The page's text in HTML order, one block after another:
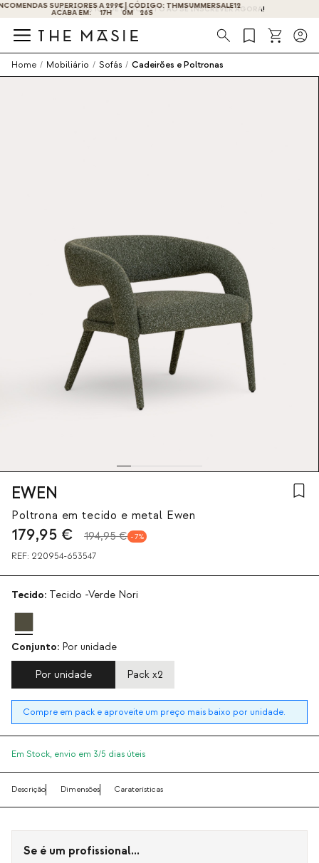
OBTENHA 10% DE DESCONTO AO SE INSCREVER AGORA!
Procura
Home / Mobiliário / Sofás / Cadeirões e Poltronas
EWEN
Poltrona em tecido e metal Ewen
179,95 € 194,95 € 7
REF: 220954-653547
Tecido: Tecido -Verde Nori
Conjunto: Por unidade
Por unidade Pack x2
Compre em pack e aproveite um preço mais baixo por unidade.
Em Stock, envio em 3/5 dias úteis
Descrição Dimensões Caraterísticas
Se é um profissional...